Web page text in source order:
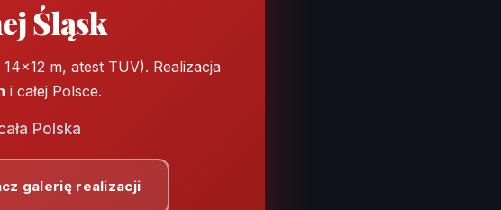
Śląsk
m, atest TÜV). Realizacja
i całej Polsce.
Polska
galerię realizacji